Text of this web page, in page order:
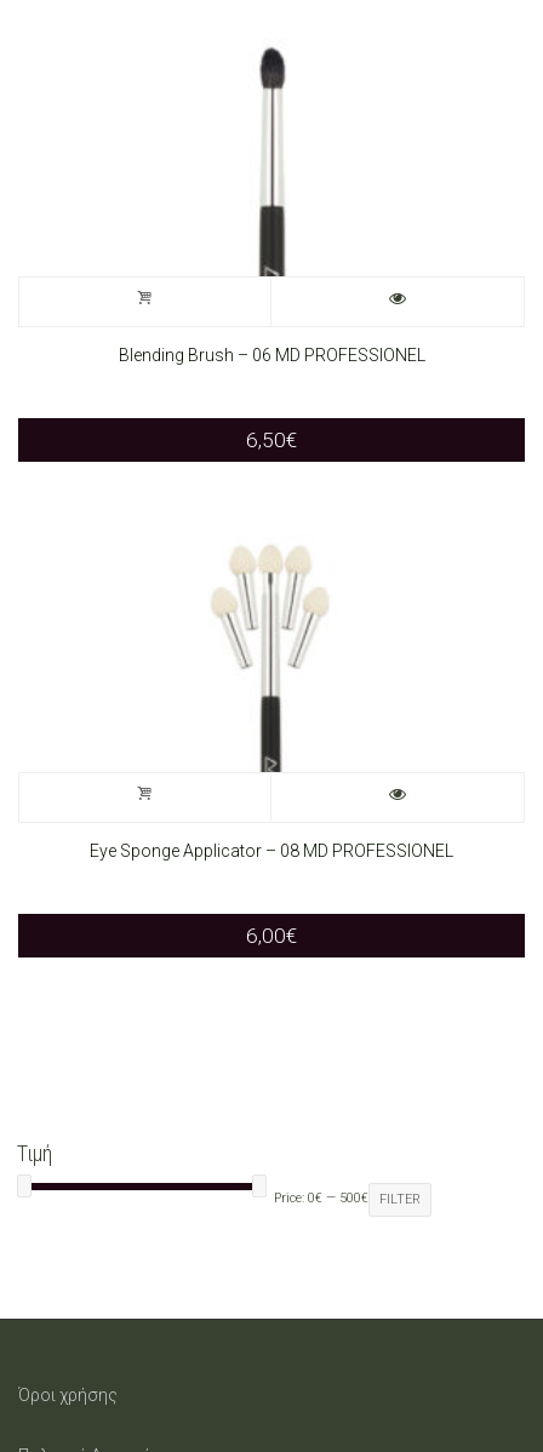
Blending Brush – 06 MD PROFESSIONEL
6,50€
Eye Sponge Applicator – 08 MD PROFESSIONEL
6,00€
Τιμή
FILTER
Price:0€ — 500€
Όροι χρήσης